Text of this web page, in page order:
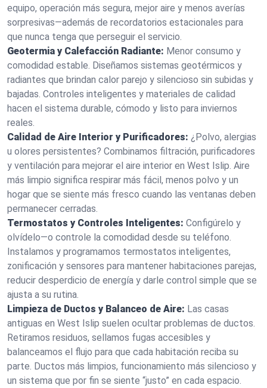
equipo, operación más segura, mejor aire y menos averías
sorpresivas—además de recordatorios estacionales para
que nunca tenga que perseguir el servicio.
Geotermia y Calefacción Radiante: Menor consumo y
comodidad estable. Diseñamos sistemas geotérmicos y
radiantes que brindan calor parejo y silencioso sin subidas y
bajadas. Controles inteligentes y materiales de calidad
hacen el sistema durable, cómodo y listo para inviernos
reales.
Calidad de Aire Interior y Purificadores: ¿Polvo, alergias
u olores persistentes? Combinamos filtración, purificadores
y ventilación para mejorar el aire interior en West Islip. Aire
más limpio significa respirar más fácil, menos polvo y un
hogar que se siente más fresco cuando las ventanas deben
permanecer cerradas.
Termostatos y Controles Inteligentes: Configúrelo y
olvídelo—o controle la comodidad desde su teléfono.
Instalamos y programamos termostatos inteligentes,
zonificación y sensores para mantener habitaciones parejas,
reducir desperdicio de energía y darle control simple que se
ajusta a su rutina.
Limpieza de Ductos y Balanceo de Aire: Las casas
antiguas en West Islip suelen ocultar problemas de ductos.
Retiramos residuos, sellamos fugas accesibles y
balanceamos el flujo para que cada habitación reciba su
parte. Ductos más limpios, funcionamiento más silencioso y
un sistema que por fin se siente “justo” en cada espacio.